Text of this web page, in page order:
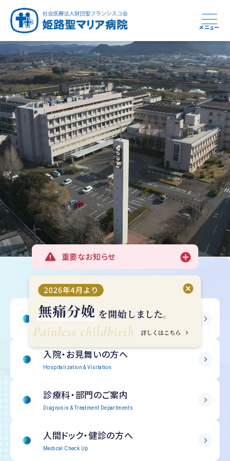
メニュー
健康と安心をあなたに
つなぎ続ける地域医療
周産期から終末期まで
地域を支える医療
急性期から回復期へと
つなぐ医療
学び・育てる医療
重要なお知らせ
受診される方へ
Outpatient Information
入院・お見舞いの方へ
Hospitalization & Visitation
診療科・部門のご案内
Diagnosis & Treatment Departments
人間ドック・健診の方へ
Medical Check Up